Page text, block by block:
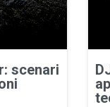
scenari